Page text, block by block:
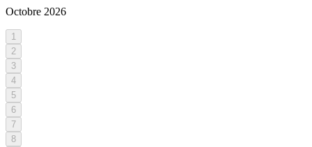
Octobre 2026
1
2
3
4
5
6
7
8